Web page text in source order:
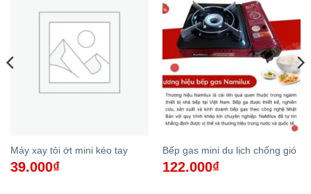
Máy xay tỏi ớt mini kéo tay
39.000₫
Bếp gas mini du lịch chống gió
122.000₫